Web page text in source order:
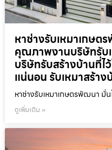
หาช่างรับเหมาเกษต
คุณภาพงานบริษัทรับ
บริษัทรับสร้างบ้านที่ไ
แน่นอน รับเหมาสร้า
หาช่างรับเหมาเกษตรพัฒนา มั่
ดูเพิ่มเติม »